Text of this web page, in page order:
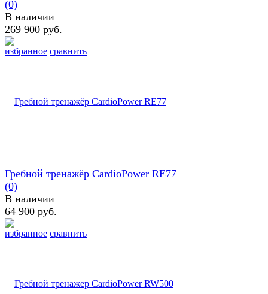
избранное сравнить
(0)
В наличии
269 900 руб.
избранное сравнить
Гребной тренажёр CardioPower RE77
(0)
В наличии
64 900 руб.